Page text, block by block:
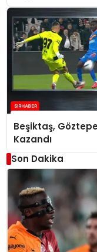
Beşiktaş,
Kazandı
Son Dakika